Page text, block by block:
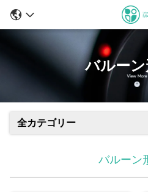
バルー
全カテゴリー
バルーン